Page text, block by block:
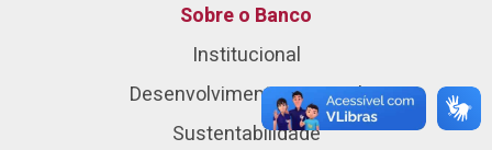
Sobre o Banco
Institucional
Desenvolvimento Regional
Sustentabilidade